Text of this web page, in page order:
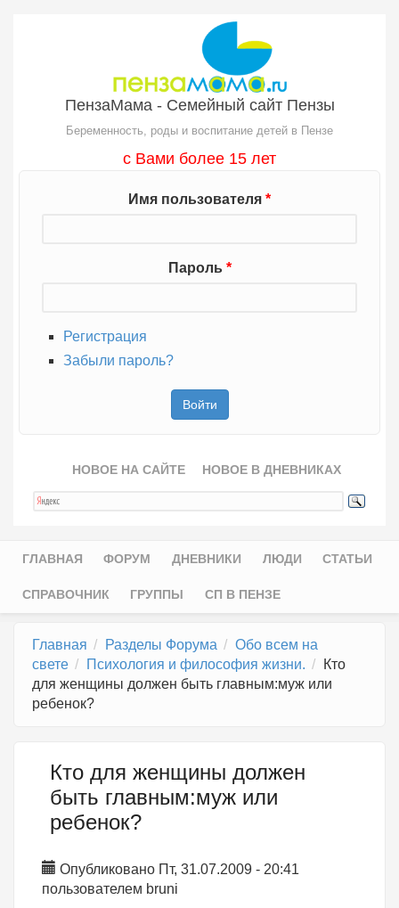
ПензаМама - Семейный сайт Пензы
Беременность, роды и воспитание детей в Пензе
с Вами более 15 лет
Имя пользователя *
Пароль *
Регистрация
Забыли пароль?
НОВОЕ НА САЙТЕ НОВОЕ В ДНЕВНИКАХ
Главное меню
ГЛАВНАЯ ФОРУМ ДНЕВНИКИ ЛЮДИ СТАТЬИ
СПРАВОЧНИК ГРУППЫ СП В ПЕНЗЕ
Главная Разделы Форума
Обо всем на
свете
Психология и философия жизни.
Кто
для женщины должен быть главным:муж или
ребенок?
Кто для женщины должен
быть главным:муж или
ребенок?
Опубликовано Пт, 31.07.2009 - 20:41
пользователем bruni